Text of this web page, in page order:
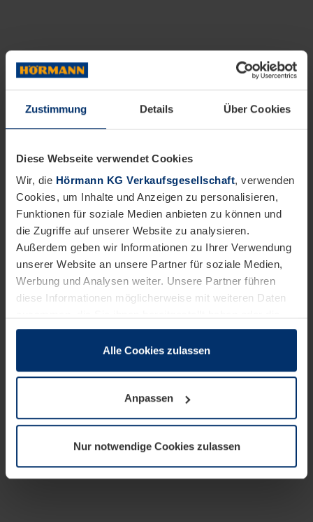
Zustimmung Details Über Cookies
Diese Webseite verwendet Cookies
Wir, die Hörmann KG Verkaufsgesellschaft, verwenden
Cookies, um Inhalte und Anzeigen zu personalisieren,
Funktionen für soziale Medien anbieten zu können und
die Zugriffe auf unserer Website zu analysieren.
Außerdem geben wir Informationen zu Ihrer Verwendung
unserer Website an unsere Partner für soziale Medien,
Werbung und Analysen weiter. Unsere Partner führen
diese Informationen möglicherweise mit weiteren Daten
sie im Rahmen Ihrer Nutzung der Dienste gesammelt
wenn diese für den Betrieb dieser Seite unbedingt
notwendig sind. Für alle anderen Cookie-Typen benötigen
wir Ihre Erlaubnis. Ihre Einwilligung können Sie jederzeit
Datenschutzerklärungunserer Website ändern oder
widerrufen.
Alle Cookies zulassen
Anpassen
Nur notwendige Cookies zulassen